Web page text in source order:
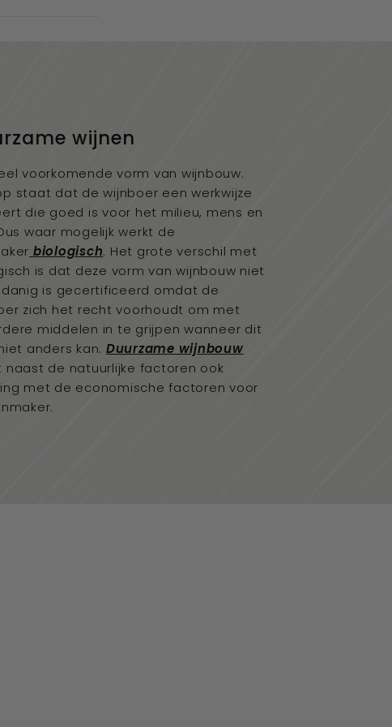
wijnen
voorkomende vorm van wijnbouw.
staat dat de wijnboer een werkwijze
die goed is voor het milieu, mens en
waar mogelijk werkt de
biologisch. Het grote verschil met
is dat deze vorm van wijnbouw niet
is gecertificeerd omdat de
zich het recht voorhoudt om met
middelen in te grijpen wanneer dit
anders kan. Duurzame wijnbouw
naast de natuurlijke factoren ook
met de economische factoren voor